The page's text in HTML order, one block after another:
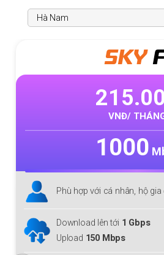
META
VNĐ/
1000
Phù hợp với cá nhân, hộ gia
Download/Upload lên tới